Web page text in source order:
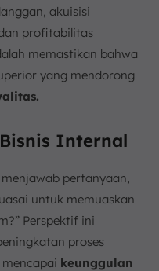
akuisisi
profitabilitas
memastikan bahwa
yang mendorong
Internal
pertanyaan,
untuk memuaskan
Perspektif ini
proses
keunggulan